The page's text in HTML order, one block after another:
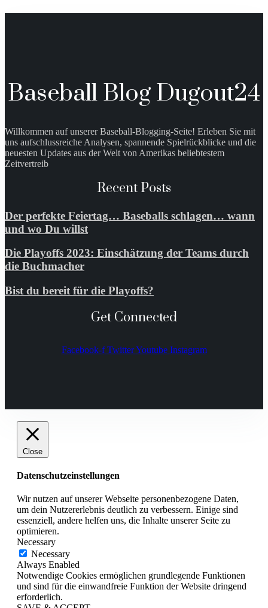
Baseball Blog Dugout24
Willkommen auf unserer Baseball-Blogging-Seite! Erleben Sie mit
uns aufschlussreiche Analysen, spannende Spielrückblicke und die
neuesten Updates aus der Welt von Amerikas beliebtestem
Zeitvertreib
Recent Posts
Der perfekte Feiertag… Baseballs schlagen… wann
und wo Du willst
Die Playoffs 2023: Einschätzung der Teams durch
die Buchmacher
Bist du bereit für die Playoffs?
Get Connected
Facebook-f Twitter Youtube Instagram
Close
Datenschutzeinstellungen
Wir nutzen auf unserer Webseite personenbezogene Daten,
um dein Nutzererlebnis deutlich zu verbessern. Einige sind
essenziell, andere helfen uns, die Inhalte unserer Seite zu
optimieren.
Necessary
Necessary
Always Enabled
Notwendige Cookies ermöglichen grundlegende Funktionen
und sind für die einwandfreie Funktion der Website dringend
erforderlich.